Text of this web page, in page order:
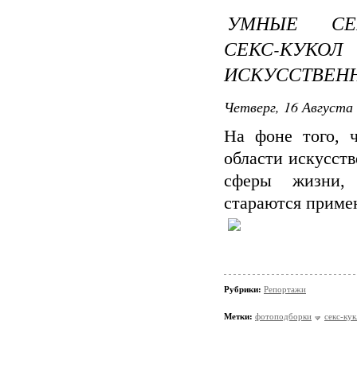
УМНЫЕ
СЕКС-
Четверг, 16
На фоне того,
области
сферы жизни,
стараются
Рубрики: Репортажи
Метки: фотоподборки секс-